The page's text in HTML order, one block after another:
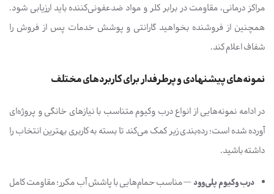
مراکز درمانی، مقاومت در برابر کلر و مواد ضدعفونی‌کننده باید ارزیابی شود.
همچنین از فروشنده بخواهید گارانتی و پوشش خدمات پس از فروش را
شفاف اعلام کند.
نمونه‌های پیشنهادی و پرطرفدار برای کاربردهای مختلف
در ادامه نمونه‌هایی از انواع درب وکیوم متناسب با نیازهای خانگی و پروژه‌ای
آورده شده است؛ رده‌بندی زیر کمک می‌کند تا بسته به کاربری بهترین انتخاب را
داشته باشید.
درب وکیوم پلی‌وود— مناسب حمام‌هایی با پاشش آب مکرر؛ مقاومت کامل